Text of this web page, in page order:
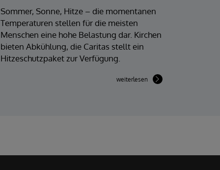
Sommer, Sonne, Hitze – die momentanen
Temperaturen stellen für die meisten
Menschen eine hohe Belastung dar. Kirchen
bieten Abkühlung, die Caritas stellt ein
Hitzeschutzpaket zur Verfügung.
weiterlesen